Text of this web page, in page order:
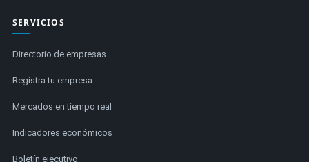
SERVICIOS
Directorio de empresas
Registra tu empresa
Mercados en tiempo real
Indicadores económicos
Boletín ejecutivo